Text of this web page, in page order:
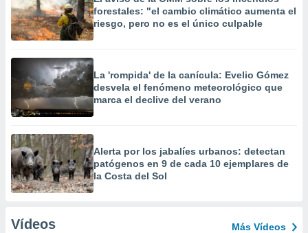
forestales: "el cambio climático aumenta el
riesgo, pero no es el único culpable
La 'rompida' de la canícula: Evelio Gómez
desvela el fenómeno meteorológico que
marca el declive del verano
Alerta por los jabalíes urbanos: detectan
patógenos en 9 de cada 10 ejemplares de
la Costa del Sol
Vídeos Más Vídeos